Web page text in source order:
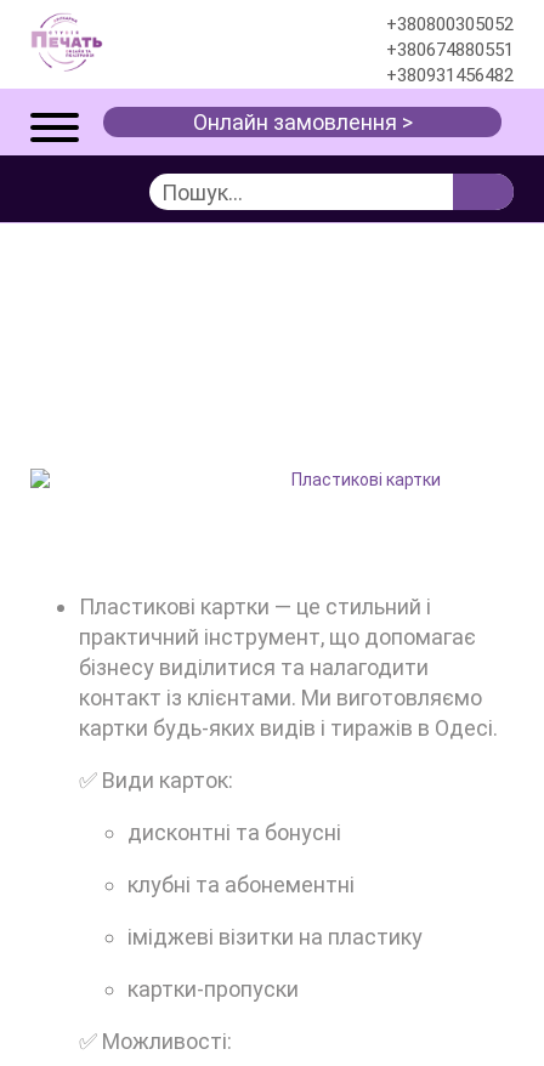
+380800305052
+380674880551
+380931456482
Онлайн замовлення >
Пластикові картки
Пластикові картки — це стильний і
практичний інструмент, що допомагає
бізнесу виділитися та налагодити
контакт із клієнтами. Ми виготовляємо
картки будь-яких видів і тиражів в Одесі.
✅ Види карток:
дисконтні та бонусні
клубні та абонементні
іміджеві візитки на пластику
картки-пропуски
✅ Можливості: